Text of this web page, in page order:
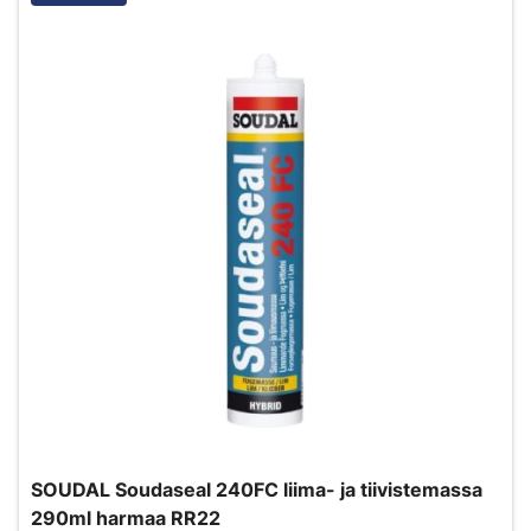
SOUDAL Soudaseal 240FC liima- ja tiivistemassa
290ml harmaa RR22